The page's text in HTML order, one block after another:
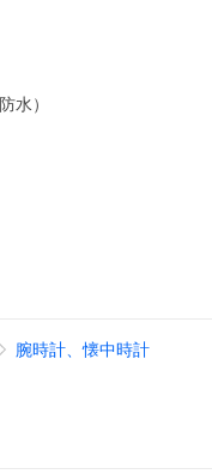
水）
ャンセル・返品はお
腕時計、懐中時計